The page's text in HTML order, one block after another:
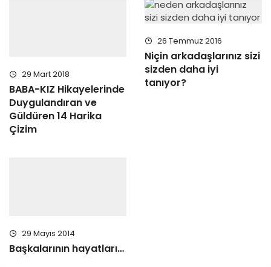
Güldüren 14 Harika
Çizim
26 Temmuz 2016
Niçin arkadaşlarınız sizi
sizden daha iyi
tanıyor?